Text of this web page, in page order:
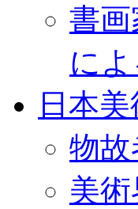
書
によ
日本
物
美術